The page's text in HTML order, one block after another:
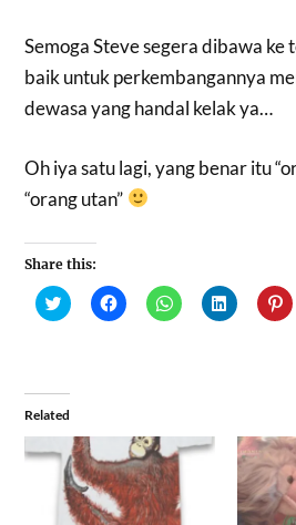
Semoga Steve segera dibawa ke
baik untuk perkembangannya
dewasa yang handal kelak ya…
Oh iya satu lagi, yang benar itu
“orang utan”
Share this:
Click
to
new
window)
Click
to
Click
to
Click
to to
Related